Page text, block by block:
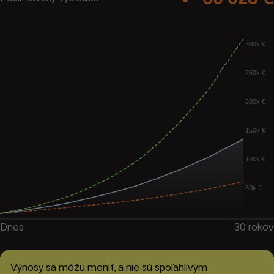
50k €
100k €
150k €
200k €
250k €
300k €
Dnes 30 rokov
Výnosy sa môžu meniť, a nie sú spoľahlivým